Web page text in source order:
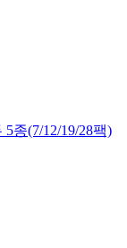
종(7/12/19/28팩)